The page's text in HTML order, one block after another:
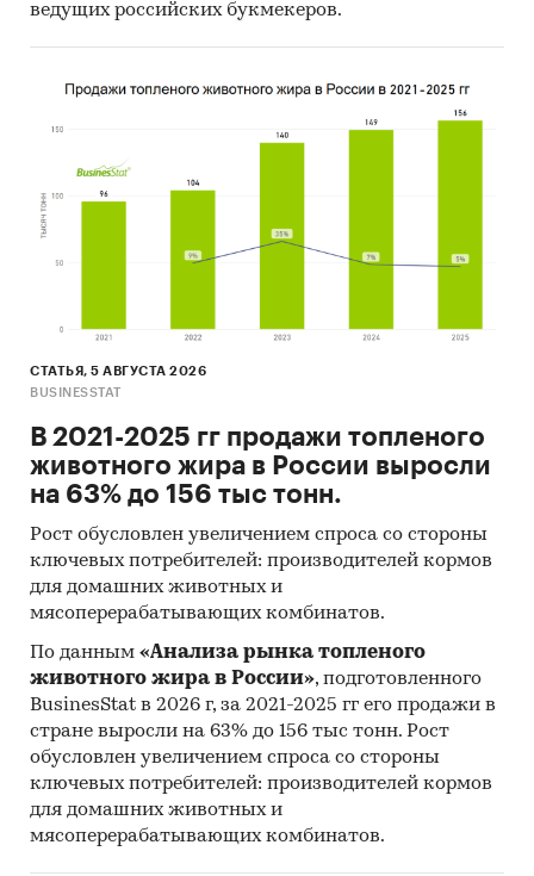
ведущих российских букмекеров.
СТАТЬЯ, 5 АВГУСТА 2026
BUSINESSTAT
В 2021-2025 гг продажи топленого
животного жира в России выросли
на 63% до 156 тыс тонн.
Рост обусловлен увеличением спроса со стороны
ключевых потребителей: производителей кормов
для домашних животных и
мясоперерабатывающих комбинатов.
По данным «Анализа рынка топленого
животного жира в России», подготовленного
BusinesStat в 2026 г, за 2021-2025 гг его продажи в
стране выросли на 63% до 156 тыс тонн. Рост
обусловлен увеличением спроса со стороны
ключевых потребителей: производителей кормов
для домашних животных и
мясоперерабатывающих комбинатов.